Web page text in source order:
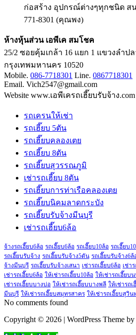
ก่อสร้าง อุปกรณ์ต่างๆทุกชนิด ส
771-8301 (คุณพง)
ห้างหุ้นส่วน เอพีเค สมโชค
25/2 ซอยคุ้มเกล้า 16 แยก 1 แขวงลำป
กรุงเทพมหานคร 10520
Mobile. 086-7718301 Line. 0867718301
Email. Vich2547@gmail.com
Website www.เอพีเครถเฮี๊ยบรับจ้าง.com
รถเครนให้เช่า
รถเฮี๊ยบ 5ตัน
รถเฮี๊ยบคลองเตย
รถเฮี๊ยบ 8ตัน
รถเฮี๊ยบสุวรรณภูมิ
เช่ารถเฮี๊ยบ 8ตัน
รถเฮี๊ยบการท่าเรือคลองเตย
รถเฮี๊ยบนิคมลาดกระบัง
รถเฮี๊ยบรับจ้างมีนบุรี
เช่ารถเฮี๊ยบ6ล้อ
จ้างรถเฮี๊ยบ6ล้อ รถเฮี๊ยบ6ล้อ รถเฮี๊ยบ10ล้อ รถเฮี๊ยบ
รถเฮี๊ยบรับจ้าง รถเฮี๊ยบรับจ้าง5ตัน รถเฮี๊ยบรับจ้าง6ล้
จ้างมีนบุรี รถเฮี๊ยบรับจ้างเสนา เช่ารถเฮี๊ยบ6ล้อ เช่า
เช่ารถเฮี๊ยบ6ล้อ ให้เช่ารถเฮี๊ยบ10ล้อ ให้เช่ารถเฮี๊ยบ
เช่ารถเฮี๊ยบบางบ่อ ให้เช่ารถเฮี๊ยบบางพลี ให้เช่ารถเ
มีนบุรี ให้เช่ารถเฮี๊ยบสมุทรสาคร ให้เช่ารถเฮี๊ยบสุวิน
No comments found
Copyright © 2026 | WordPress Theme by